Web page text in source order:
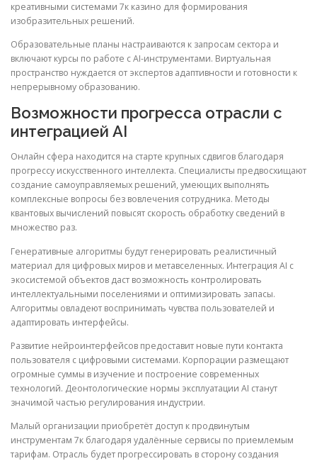
креативными системами 7к казино для формирования
изобразительных решений.
Образовательные планы настраиваются к запросам сектора и
включают курсы по работе с AI-инструментами. Виртуальная
пространство нуждается от экспертов адаптивности и готовности к
непрерывному образованию.
Возможности прогресса отрасли с
интеграцией AI
Онлайн сфера находится на старте крупных сдвигов благодаря
прогрессу искусственного интеллекта. Специалисты предвосхищают
создание самоуправляемых решений, умеющих выполнять
комплексные вопросы без вовлечения сотрудника. Методы
квантовых вычислений повысят скорость обработку сведений в
множество раз.
Генеративные алгоритмы будут генерировать реалистичный
материал для цифровых миров и метавселенных. Интеграция AI с
экосистемой объектов даст возможность контролировать
интеллектуальными поселениями и оптимизировать запасы.
Алгоритмы овладеют воспринимать чувства пользователей и
адаптировать интерфейсы.
Развитие нейроинтерфейсов предоставит новые пути контакта
пользователя с цифровыми системами. Корпорации размещают
огромные суммы в изучение и построение современных
технологий. Деонтологические нормы эксплуатации AI станут
значимой частью регулирования индустрии.
Малый организации приобретёт доступ к продвинутым
инструментам 7к благодаря удалённые сервисы по приемлемым
тарифам. Отрасль будет прогрессировать в сторону создания